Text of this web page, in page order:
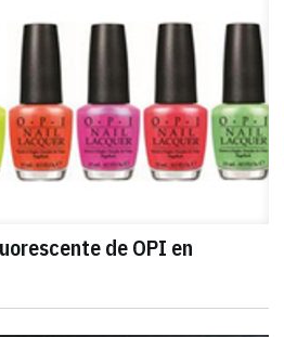
de OPI en